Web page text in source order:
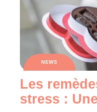
NEWS
Les
stress :